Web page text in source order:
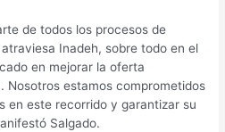
de todos los procesos de
Inadeh, sobre todo en el
en mejorar la oferta
Nosotros estamos comprometidos
en este recorrido y garantizar su
Salgado.